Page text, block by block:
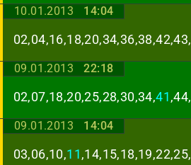
10.01.2013 14:04
02,04,16,18,20,34,36,38,42,43,
09.01.2013 22:18
02,07,18,20,25,28,30,34,41,44,
09.01.2013 14:04
03,06,10,11,14,15,18,19,22,25,